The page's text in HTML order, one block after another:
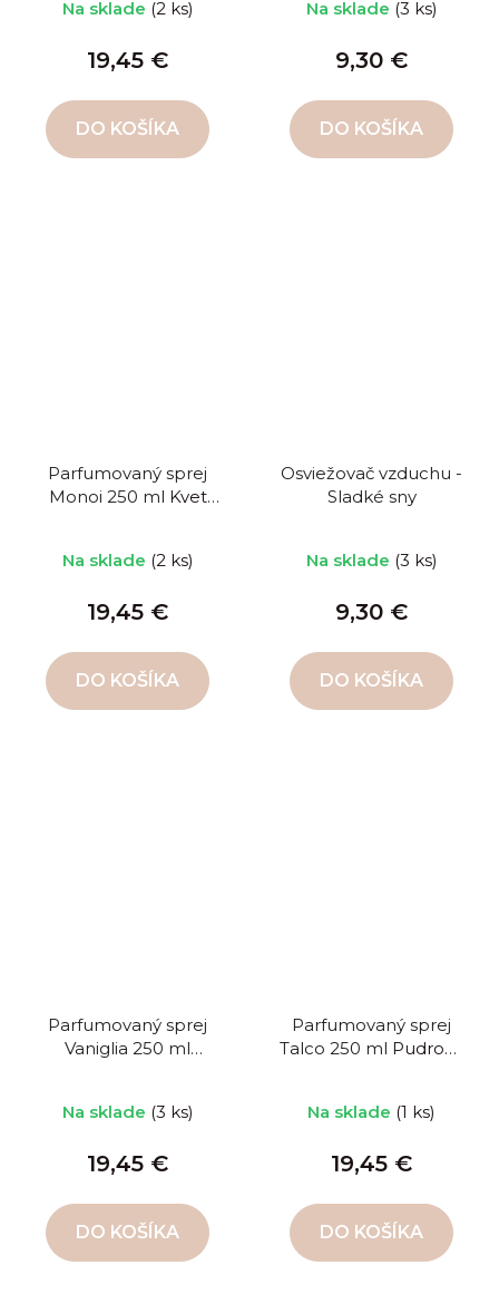
Na sklade (2 ks)
19,45 €
DO KOŠÍKA
Na sklade (3 ks)
9,30 €
DO KOŠÍKA
Parfumovaný sprej
Monoi 250 ml Kvet
Na sklade (2 ks)
19,45 €
DO KOŠÍKA
Osviežovač vzduchu -
Sladké sny
Na sklade (3 ks)
9,30 €
DO KOŠÍKA
Parfumovaný sprej
Vaniglia 250 ml
Na sklade (3 ks)
19,45 €
DO KOŠÍKA
Parfumovaný sprej
Talco 250 ml Pudrová
Na sklade (1 ks)
19,45 €
DO KOŠÍKA